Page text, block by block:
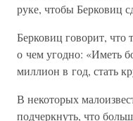
руке, чтобы Берковиц
Берковиц говорит, что
о чем угодно: «Иметь
миллион в год, стать
В некоторых
подчеркнуть, что